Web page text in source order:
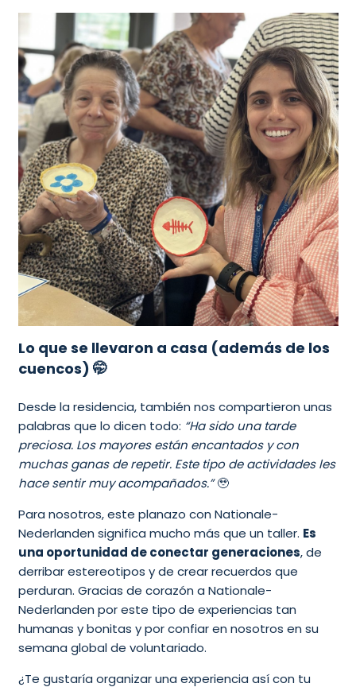
Lo que se llevaron a casa (además de los
cuencos) 🤭
Desde la residencia, también nos compartieron unas
palabras que lo dicen todo: “Ha sido una tarde
preciosa. Los mayores están encantados y con
muchas ganas de repetir. Este tipo de actividades les
hace sentir muy acompañados.”🥹
Para nosotros, este planazo con Nationale-
Nederlanden significa mucho más que un taller. Es
una oportunidad de conectar generaciones, de
derribar estereotipos y de crear recuerdos que
perduran. Gracias de corazón a Nationale-
Nederlanden por este tipo de experiencias tan
humanas y bonitas y por confiar en nosotros en su
semana global de voluntariado.
¿Te gustaría organizar una experiencia así con tu